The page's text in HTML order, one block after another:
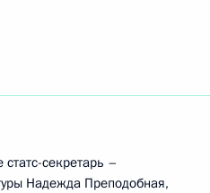
секретарь –
Надежда Преподобная,